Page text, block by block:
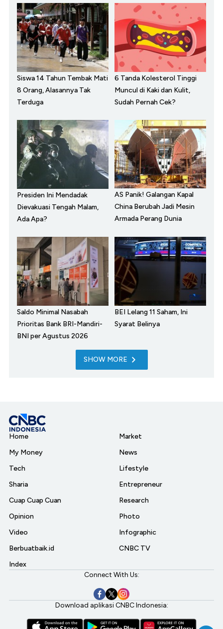
Siswa 14 Tahun Tembak Mati
8 Orang, Alasannya Tak
Terduga
6 Tanda Kolesterol Tinggi
Muncul di Kaki dan Kulit,
Sudah Pernah Cek?
Presiden Ini Mendadak
Dievakuasi Tengah Malam,
Ada Apa?
AS Panik! Galangan Kapal
China Berubah Jadi Mesin
Armada Perang Dunia
Saldo Minimal Nasabah
Prioritas Bank BRI-Mandiri-
BNI per Agustus 2026
BEI Lelang 11 Saham, Ini
Syarat Belinya
SHOW MORE
Home
My Money
Tech
Sharia
Cuap Cuap Cuan
Opinion
Video
Berbuatbaik.id
Index
Market
News
Lifestyle
Entrepreneur
Research
Photo
Infographic
CNBC TV
Connect With Us:
Download aplikasi CNBC Indonesia: